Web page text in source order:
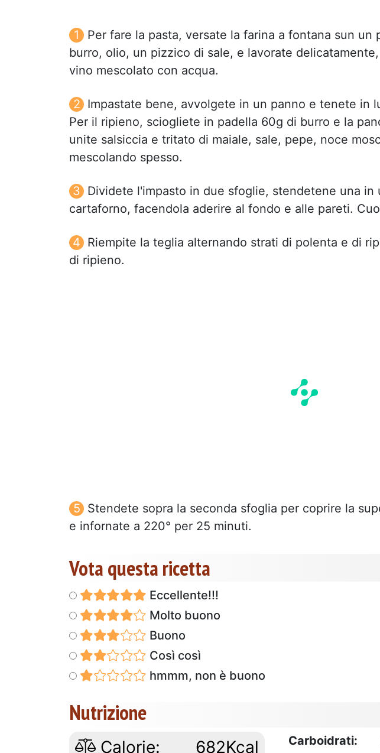
Per fare la pasta, versate la farina a fontana sun
burro, olio, un pizzico di sale, e lavorate
vino mescolato con acqua.
Impastate bene, avvolgete in un panno e tenete in
Per il ripieno, sciogliete in padella 60g di burro e la
unite salsiccia e tritato di maiale, sale, pepe, noce
mescolando spesso.
Dividete l'impasto in due sfoglie, stendetene una in
cartaforno, facendola aderire al fondo e alle pareti.
Riempite la teglia alternando strati di polenta e di
di ripieno.
Stendete sopra la seconda sfoglia per coprire la
e infornate a 220° per 25 minuti.
Vota questa ricetta
Eccellente!!!
Molto buono
Buono
Così così
hmmm, non è buono
Nutrizione
Calorie: 682Kcal Carboidrati: